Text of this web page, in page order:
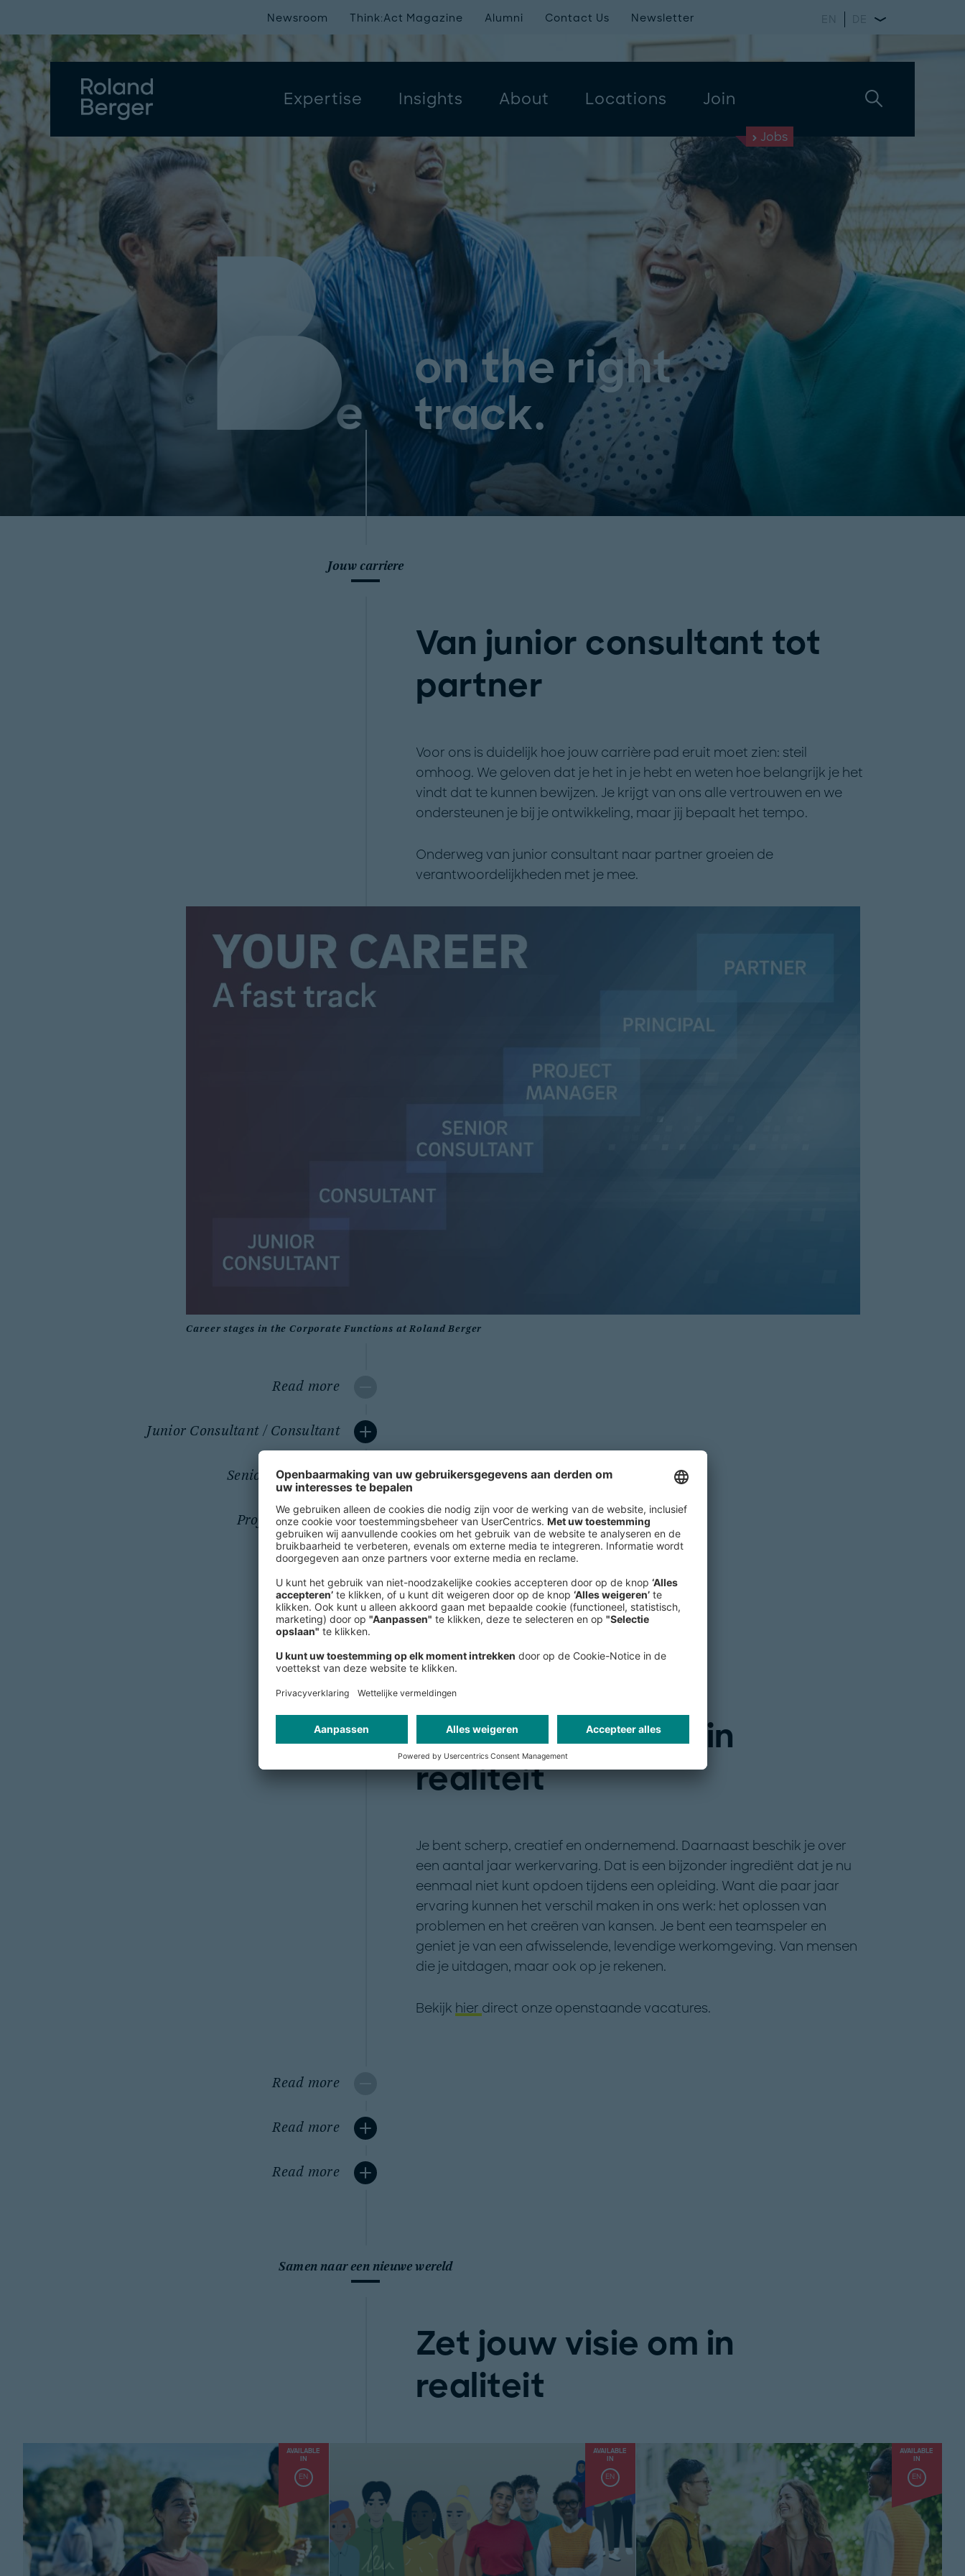
Expertise Insights About Locations Join
Newsroom Think:Act Magazine Alumni Contact Us Newsletter EN DE
Jobs
on the right
track.
Jouw carriere
Van junior consultant tot
partner
Voor ons is duidelijk hoe jouw carrière pad eruit moet zien: steil
omhoog. We geloven dat je het in je hebt en weten hoe belangrijk je het
vindt dat te kunnen bewijzen. Je krijgt van ons alle vertrouwen en we
ondersteunen je bij je ontwikkeling, maar jij bepaalt het tempo.
Onderweg van junior consultant naar partner groeien de
verantwoordelijkheden met je mee.
Career stages in the Corporate Functions at Roland Berger
Read more
Junior Consultant / Consultant
Senior Consultant
Project Manager
Partner
Samen naar een nieuwe wereld
Zet jouw visie om in
realiteit
Je bent scherp, creatief en ondernemend. Daarnaast beschik je over
een aantal jaar werkervaring. Dat is een bijzonder ingrediënt dat je nu
eenmaal niet kunt opdoen tijdens een opleiding. Want die paar jaar
ervaring kunnen het verschil maken in ons werk: het oplossen van
problemen en het creëren van kansen. Je bent een teamspeler en
geniet je van een afwisselende, levendige werkomgeving. Van mensen
die je uitdagen, maar ook op je rekenen.
Bekijk hier direct onze openstaande vacatures.
Read more
Read more
Read more
Samen naar een nieuwe wereld
Zet jouw visie om in
realiteit
AVAILABLE
IN
EN
AVAILABLE
IN
EN
AVAILABLE
IN
EN